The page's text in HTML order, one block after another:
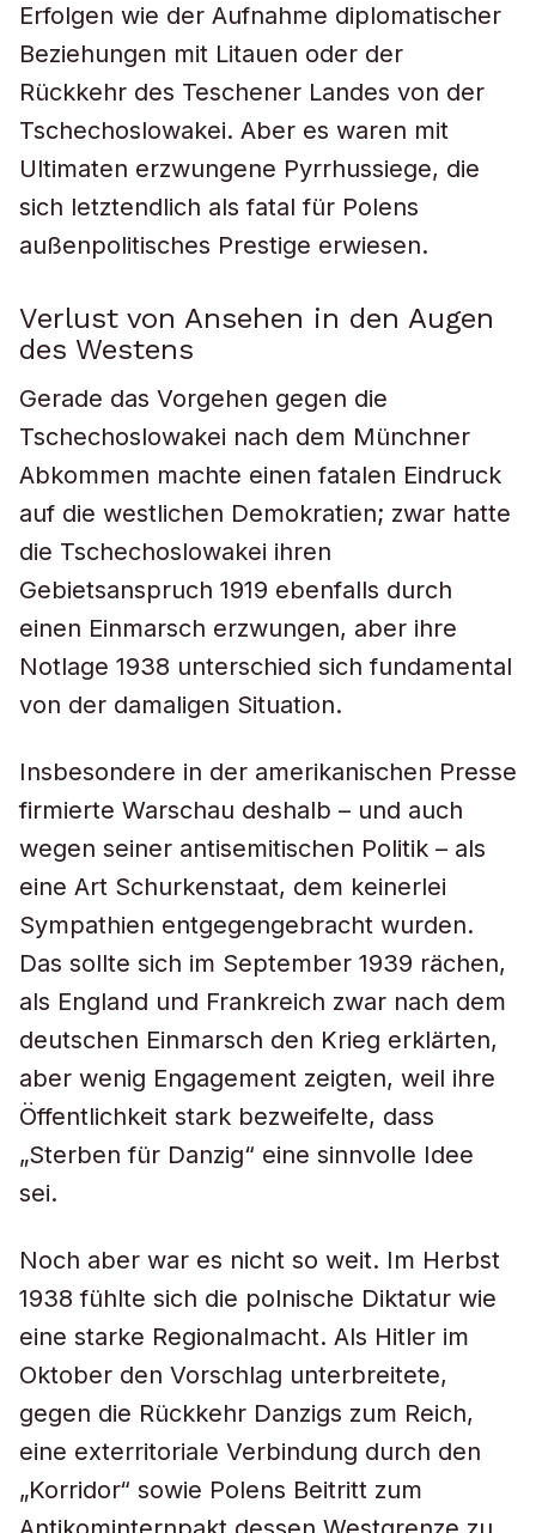
Erfolgen wie der Aufnahme diplomatischer
Beziehungen mit Litauen oder der
Rückkehr des Teschener Landes von der
Tschechoslowakei. Aber es waren mit
Ultimaten erzwungene Pyrrhussiege, die
sich letztendlich als fatal für Polens
außenpolitisches Prestige erwiesen.
Verlust von Ansehen in den Augen
des Westens
Gerade das Vorgehen gegen die
Tschechoslowakei nach dem Münchner
Abkommen machte einen fatalen Eindruck
auf die westlichen Demokratien; zwar hatte
die Tschechoslowakei ihren
Gebietsanspruch 1919 ebenfalls durch
einen Einmarsch erzwungen, aber ihre
Notlage 1938 unterschied sich fundamental
von der damaligen Situation.
Insbesondere in der amerikanischen Presse
firmierte Warschau deshalb – und auch
wegen seiner antisemitischen Politik – als
eine Art Schurkenstaat, dem keinerlei
Sympathien entgegengebracht wurden.
Das sollte sich im September 1939 rächen,
als England und Frankreich zwar nach dem
deutschen Einmarsch den Krieg erklärten,
aber wenig Engagement zeigten, weil ihre
Öffentlichkeit stark bezweifelte, dass
„Sterben für Danzig“ eine sinnvolle Idee
sei.
Noch aber war es nicht so weit. Im Herbst
1938 fühlte sich die polnische Diktatur wie
eine starke Regionalmacht. Als Hitler im
Oktober den Vorschlag unterbreitete,
gegen die Rückkehr Danzigs zum Reich,
eine exterritoriale Verbindung durch den
„Korridor“ sowie Polens Beitritt zum